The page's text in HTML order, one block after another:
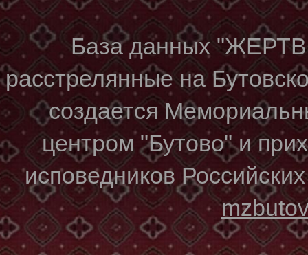
База данных
расстрелянные на
создается
центром "Бутово" и
исповедников